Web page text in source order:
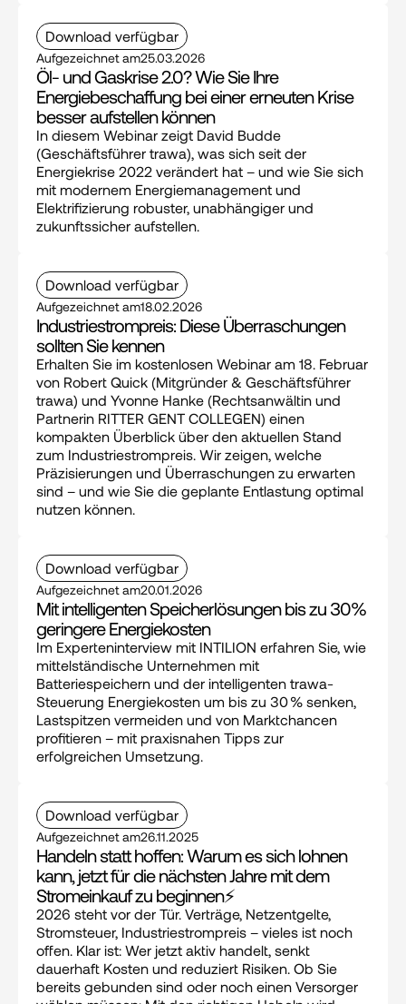
Download verfügbar
Aufgezeichnet am25.03.2026
Öl- und Gaskrise 2.0? Wie Sie Ihre
Energiebeschaffung bei einer erneuten Krise
besser aufstellen können
In diesem Webinar zeigt David Budde
(Geschäftsführer trawa), was sich seit der
Energiekrise 2022 verändert hat – und wie Sie sich
mit modernem Energiemanagement und
Elektrifizierung robuster, unabhängiger und
zukunftssicher aufstellen.
Download verfügbar
Aufgezeichnet am18.02.2026
Industriestrompreis: Diese Überraschungen
sollten Sie kennen
Erhalten Sie im kostenlosen Webinar am 18. Februar
von Robert Quick (Mitgründer & Geschäftsführer
trawa) und Yvonne Hanke (Rechtsanwältin und
Partnerin RITTER GENT COLLEGEN) einen
kompakten Überblick über den aktuellen Stand
zum Industriestrompreis. Wir zeigen, welche
Präzisierungen und Überraschungen zu erwarten
sind – und wie Sie die geplante Entlastung optimal
nutzen können.
Download verfügbar
Aufgezeichnet am20.01.2026
Mit intelligenten Speicherlösungen bis zu 30%
geringere Energiekosten
Im Experteninterview mit INTILION erfahren Sie, wie
mittelständische Unternehmen mit
Batteriespeichern und der intelligenten trawa-
Steuerung Energiekosten um bis zu 30 % senken,
Lastspitzen vermeiden und von Marktchancen
profitieren – mit praxisnahen Tipps zur
erfolgreichen Umsetzung.
Download verfügbar
Aufgezeichnet am26.11.2025
Handeln statt hoffen: Warum es sich lohnen
kann, jetzt für die nächsten Jahre mit dem
Stromeinkauf zu beginnen⚡
2026 steht vor der Tür. Verträge, Netzentgelte,
Stromsteuer, Industriestrompreis – vieles ist noch
offen. Klar ist: Wer jetzt aktiv handelt, senkt
dauerhaft Kosten und reduziert Risiken. Ob Sie
bereits gebunden sind oder noch einen Versorger